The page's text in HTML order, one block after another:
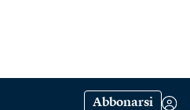
Abbonarsi